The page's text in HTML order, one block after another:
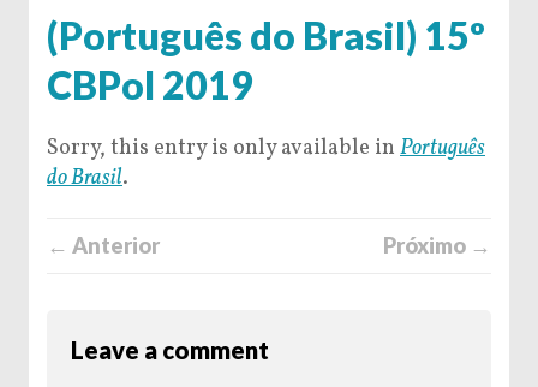
(Português do Brasil) 15º
CBPol 2019
Sorry, this entry is only available in Português
do Brasil.
← Anterior Próximo →
Leave a comment